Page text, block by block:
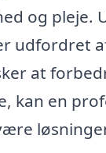
og pleje.
udfordret
at
kan en